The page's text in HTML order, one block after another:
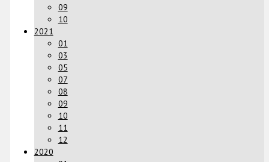
09
10
2021
01
03
05
07
08
09
10
11
12
2020